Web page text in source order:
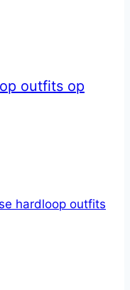
outfits op
hardloop outfits